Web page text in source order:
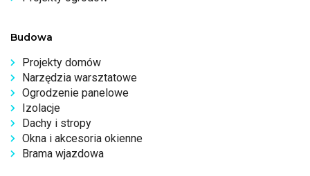
Budowa
Projekty domów
Narzędzia warsztatowe
Ogrodzenie panelowe
Izolacje
Dachy i stropy
Okna i akcesoria okienne
Brama wjazdowa